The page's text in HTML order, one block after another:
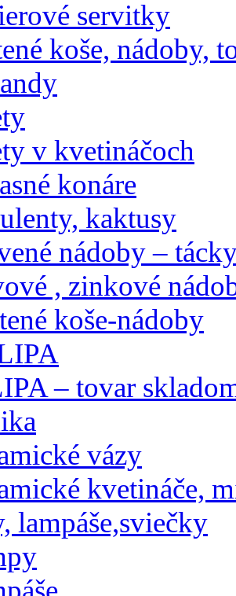
servitky
koše, nádoby,
v kvetináčoch
konáre
kaktusy
nádoby –
, zinkové
koše-nádoby
– tovar
vázy
kvetináče,
lampáše,sviečky